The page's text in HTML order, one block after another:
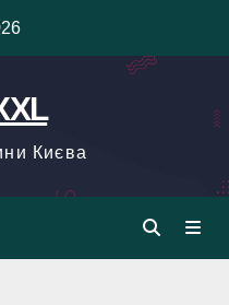
Києва